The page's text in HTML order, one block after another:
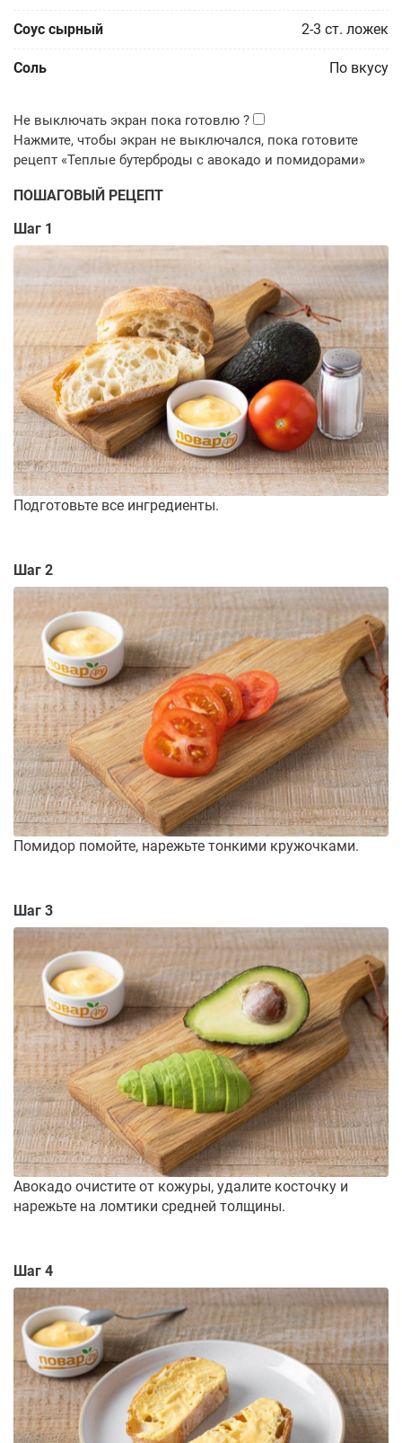
Соус сырный 2-3 ст. ложек
Соль По вкусу
ПОШАГОВЫЙ РЕЦЕПТ
Шаг 1
Подготовьте все ингредиенты.
Шаг 2
Помидор помойте, нарежьте тонкими кружочками.
Шаг 3
Авокадо очистите от кожуры, удалите косточку и
нарежьте на ломтики средней толщины.
Шаг 4